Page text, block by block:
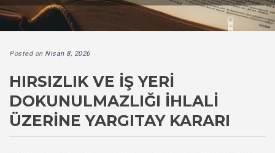
Posted on Nisan 8, 2026
HIRSIZLIK VE İŞ YERI
DOKUNULMAZLIĞI İHLALI
ÜZERINE YARGITAY KARARI